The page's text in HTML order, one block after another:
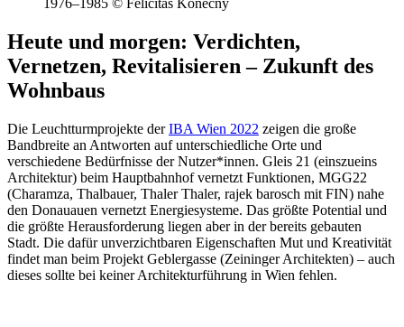
Heute und morgen: Verdichten,
Vernetzen, Revitalisieren – Zukunft des
Wohnbaus
Die Leuchtturmprojekte derIBA Wien 2022 zeigen die große
Bandbreite an Antworten auf unterschiedliche Orte und
verschiedene Bedürfnisse der Nutzer*innen. Gleis 21 (einszueins
Architektur) beim Hauptbahnhof vernetzt Funktionen, MGG22
(Charamza, Thalbauer, Thaler Thaler, rajek barosch mit FIN) nahe
den Donauauen vernetzt Energiesysteme. Das größte Potential und
die größte Herausforderung liegen aber in der bereits gebauten
Stadt. Die dafür unverzichtbaren Eigenschaften Mut und Kreativität
findet man beim Projekt Geblergasse (Zeininger Architekten) – auch
dieses sollte bei keiner Architekturführung in Wien fehlen.